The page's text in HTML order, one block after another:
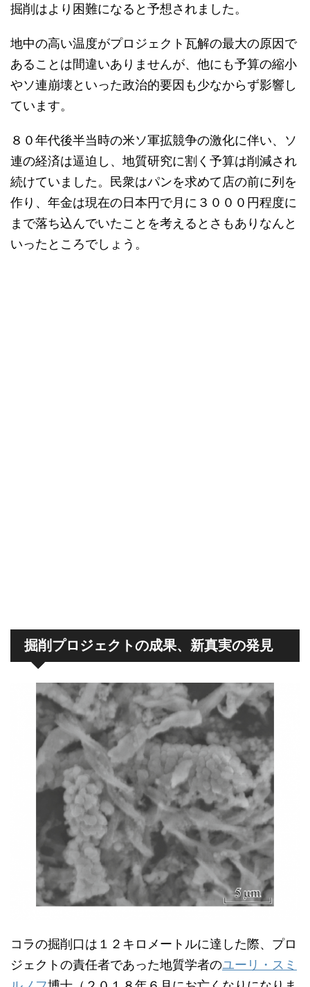
掘削はより困難になると予想されました。
地中の高い温度がプロジェクト瓦解の最大の原因で
あることは間違いありませんが、他にも予算の縮小
やソ連崩壊といった政治的要因も少なからず影響し
ています。
８０年代後半当時の米ソ軍拡競争の激化に伴い、ソ
連の経済は逼迫し、地質研究に割く予算は削減され
続けていました。民衆はパンを求めて店の前に列を
作り、年金は現在の日本円で月に３０００円程度に
まで落ち込んでいたことを考えるとさもありなんと
いったところでしょう。
掘削プロジェクトの成果、新真実の発見
コラの掘削口は１２キロメートルに達した際、プロ
ジェクトの責任者であった地質学者のユーリ・スミ